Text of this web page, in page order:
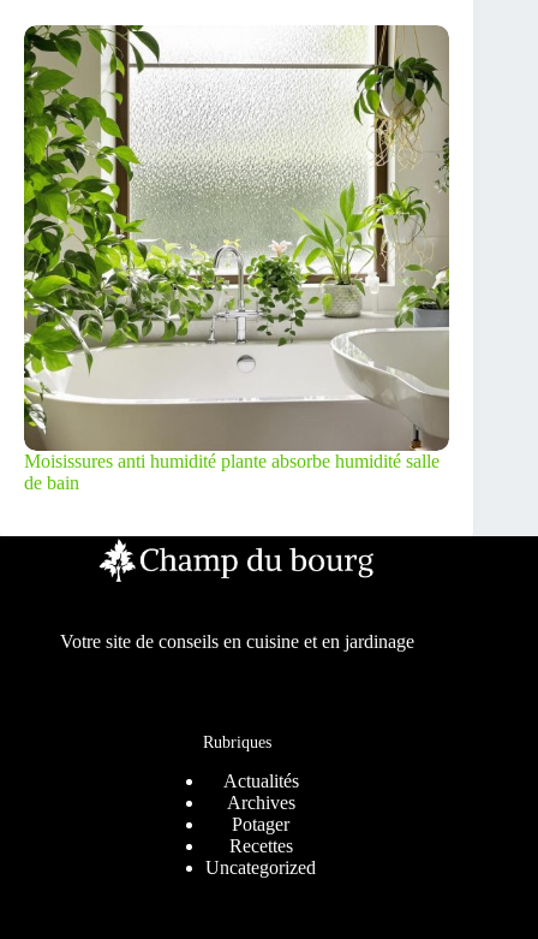
Moisissures anti humidité plante absorbe humidité salle
de bain
Votre site de conseils en cuisine et en jardinage
Rubriques
Actualités
Archives
Potager
Recettes
Uncategorized